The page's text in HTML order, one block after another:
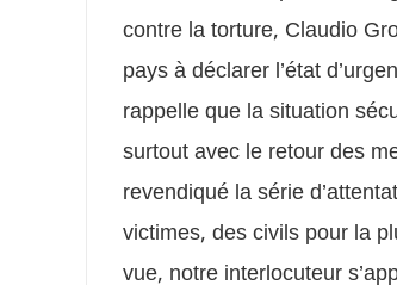
contre la torture, Claudio
pays à déclarer l’état
rappelle que la situation
surtout avec le retour des
revendiqué la série
victimes, des civils pour la
vue, notre interlocuteur